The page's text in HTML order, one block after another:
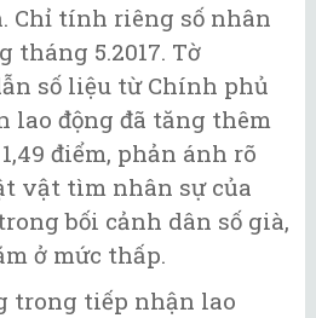
Chỉ tính riêng số nhân
tháng 5.2017. Tờ
số liệu từ Chính phủ
lao động đã tăng thêm
điểm, phản ánh rõ
vật tìm nhân sự của
bối cảnh dân số già,
ở mức thấp.
trong tiếp nhận lao